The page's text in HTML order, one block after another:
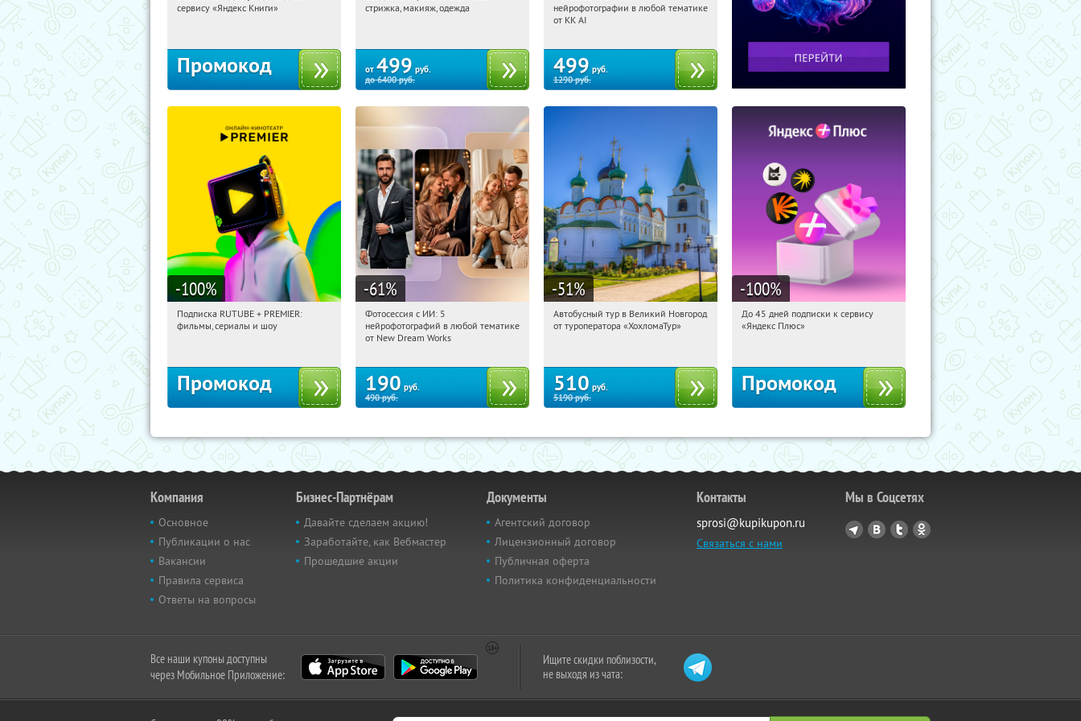
сервису «Яндекс Книги»
Промокод
стрижка, макияж, одежда
от 499 руб.
до6400руб.
Россия
нейрофотографии в любой тематике
от KK AI
499 руб.
1290руб.
-100%
10:03:44 Получили:
Подписка RUTUBE + PREMIER:
фильмы, сериалы и шоу
Промокод
-61%
10:03:44
Россия
Фотосессия с ИИ: 5
нейрофотографий в любой тематике
от New Dream Works
190 руб.
490руб.
-51%
10:03:44 Купили:2
Автобусный тур в Великий Новгород
от туроператора «ХохломаТур»
510 руб.
5190руб.
-100%
10:03:44 Получили:
До 45 дней подписки к сервису
«Яндекс Плюс»
Промокод
Компания
Основное
Публикации о нас
Вакансии
Правила сервиса
Ответы на вопросы
Бизнес-Партнёрам
Давайте сделаем акцию!
Заработайте, как Вебмастер
Прошедшие акции
Документы
Агентский договор
Лицензионный договор
Публичная оферта
Политика конфиденциальности
Контакты
sprosi@kupikupon.ru
Связаться с нами
Мы в Соцсетях
Все наши купоны доступны
через Мобильное Приложение:
Ищите скидки поблизости,
не выходя из чата: